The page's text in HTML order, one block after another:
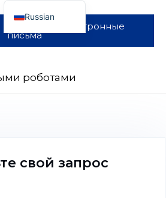
Отправить электронные
письма
роботами
свой запрос
Russian
English
French
Spanish